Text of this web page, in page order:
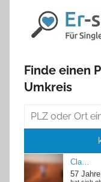
Finde einen
Umkreis